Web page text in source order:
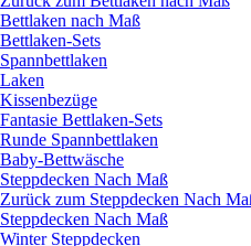
Bettlaken nach Maß
Bettlaken-Sets
Spannbettlaken
Laken
Kissenbezüge
Fantasie Bettlaken-Sets
Runde Spannbettlaken
Baby-Bettwäsche
Steppdecken Nach Maß
Zurück zum Steppdecken Nach
Steppdecken Nach Maß
Winter Steppdecken